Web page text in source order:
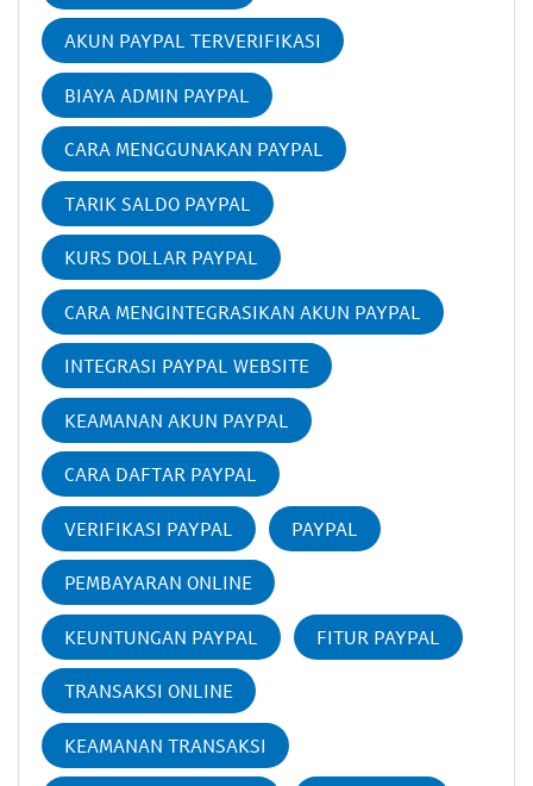
AKUN PAYPAL TERVERIFIKASI
BIAYA ADMIN PAYPAL
CARA MENGGUNAKAN PAYPAL
TARIK SALDO PAYPAL
KURS DOLLAR PAYPAL
CARA MENGINTEGRASIKAN AKUN PAYPAL
INTEGRASI PAYPAL WEBSITE
KEAMANAN AKUN PAYPAL
CARA DAFTAR PAYPAL
VERIFIKASI PAYPAL PAYPAL
PEMBAYARAN ONLINE
KEUNTUNGAN PAYPAL FITUR PAYPAL
TRANSAKSI ONLINE
KEAMANAN TRANSAKSI